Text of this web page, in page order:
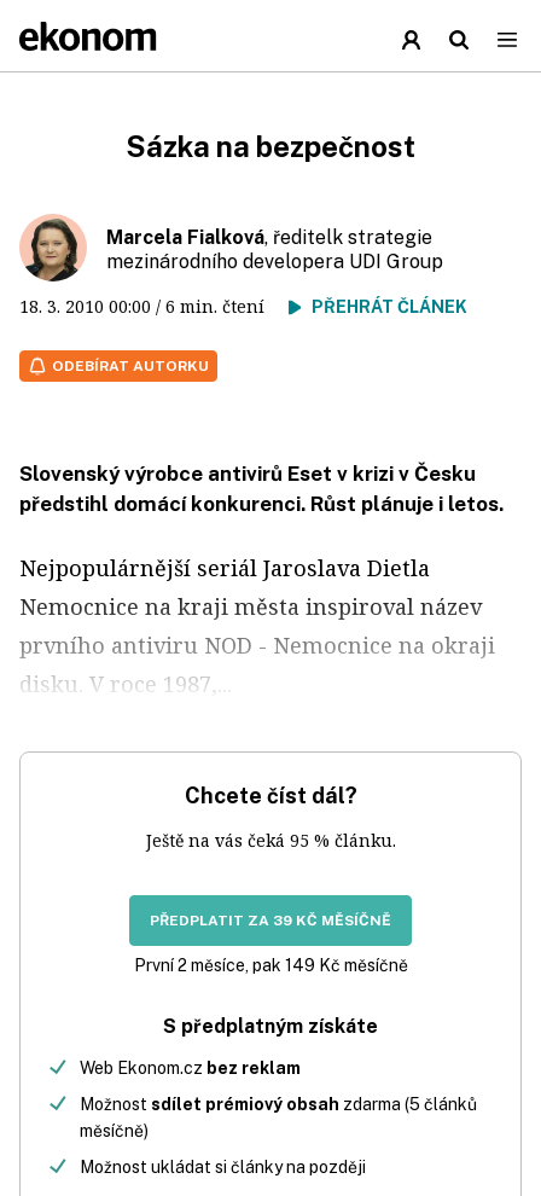
Sázka na bezpečnost
Marcela Fialková, ředitelk strategie
mezinárodního developera UDI Group
18. 3. 2010 00:00 / 6 min. čtení PŘEHRÁT ČLÁNEK
ODEBÍRAT AUTORKU
Slovenský výrobce antivirů Eset v krizi v Česku
předstihl domácí konkurenci. Růst plánuje i letos.
Nejpopulárnější seriál Jaroslava Dietla
Nemocnice na kraji města inspiroval název
prvního antiviru NOD - Nemocnice na okraji
disku. V roce 1987,...
Chcete číst dál?
Ještě na vás čeká 95 % článku.
PŘEDPLATIT ZA 39 KČ MĚSÍČNĚ
První 2 měsíce, pak 149 Kč měsíčně
S předplatným získáte
Web Ekonom.cz bez reklam
Možnost sdílet prémiový obsah zdarma (5 článků
měsíčně)
Možnost ukládat si články na později